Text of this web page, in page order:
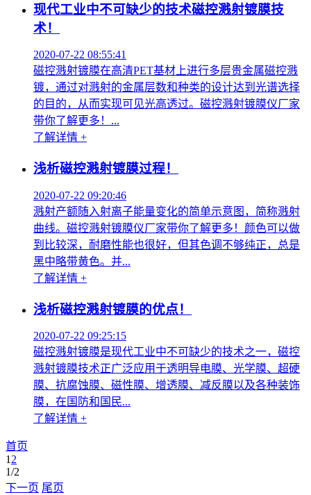
现代工业中不可缺少的技术磁控溅射镀膜技
术！
2020-07-22 08:55:41
磁控溅射镀膜在高清PET基材上进行多层贵金属磁控溅
镀，通过对溅射的金属层数和种类的设计达到光谱选择
的目的，从而实现可见光高透过。磁控溅射镀膜仪厂家
带你了解更多！...
了解详情 +
浅析磁控溅射镀膜过程！
2020-07-22 09:20:46
溅射产额随入射离子能量变化的简单示意图，简称溅射
曲线。磁控溅射镀膜仪厂家带你了解更多！颜色可以做
到比较深，耐磨性能也很好，但其色调不够纯正，总是
黑中略带黄色。并...
了解详情 +
浅析磁控溅射镀膜的优点！
2020-07-22 09:25:15
磁控溅射镀膜是现代工业中不可缺少的技术之一，磁控
溅射镀膜技术正广泛应用于透明导电膜、光学膜、超硬
膜、抗腐蚀膜、磁性膜、增透膜、减反膜以及各种装饰
膜，在国防和国民...
了解详情 +
首页
1 2
1/2
下一页 尾页